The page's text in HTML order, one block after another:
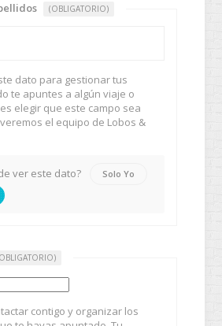
(OBLIGATORIO)
te apuntes a algún viaje o
elegir que este campo sea
el equipo de Lobos &
ver este dato? Solo Yo